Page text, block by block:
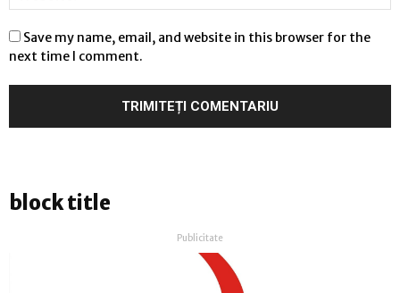
Save my name, email, and website in this browser for the
next time I comment.
block title
Publicitate